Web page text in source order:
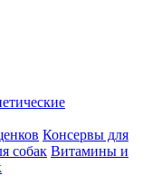
Консервы для
собак Витамины и